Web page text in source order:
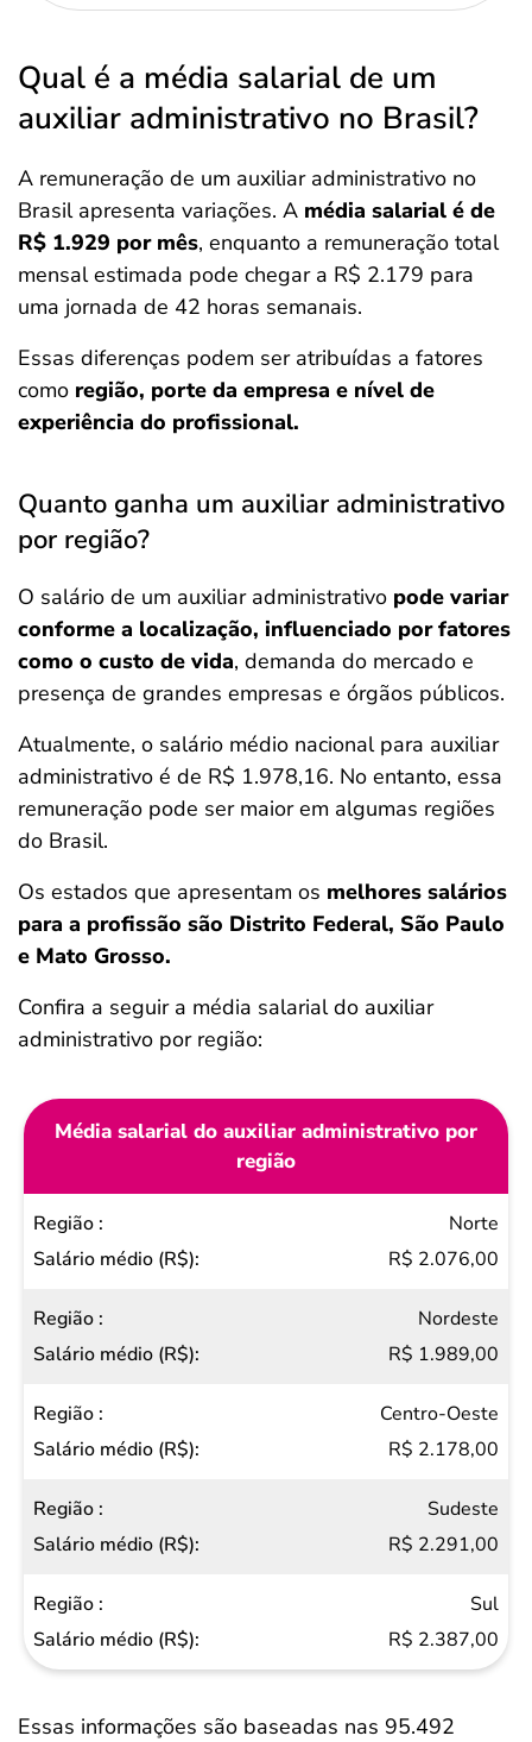
Qual é a média salarial de um
auxiliar administrativo no Brasil?
A remuneração de um auxiliar administrativo no
Brasil apresenta variações. A média salarial é de
R$ 1.929 por mês, enquanto a remuneração total
mensal estimada pode chegar a R$ 2.179 para
uma jornada de 42 horas semanais.
Essas diferenças podem ser atribuídas a fatores
como região, porte da empresa e nível de
experiência do profissional.​
Quanto ganha um auxiliar administrativo
por região?
O salário de um auxiliar administrativo pode variar
conforme a localização, influenciado por fatores
como o custo de vida, demanda do mercado e
presença de grandes empresas e órgãos públicos.
Atualmente, o salário médio nacional para auxiliar
administrativo é de R$ 1.978,16. No entanto, essa
remuneração pode ser maior em algumas regiões
do Brasil.
Os estados que apresentam os melhores salários
para a profissão são Distrito Federal, São Paulo
e Mato Grosso.
Confira a seguir a média salarial do auxiliar
administrativo por região:
Média salarial do auxiliar administrativo por
região
Região
Salário
(R$)
Norte
R$ 2.076,00
Nordeste
R$ 1.989,00
Centro-Oeste
R$ 2.178,00
Sudeste
R$ 2.291,00
Sul
R$ 2.387,00
Essas informações são baseadas nas 95.492